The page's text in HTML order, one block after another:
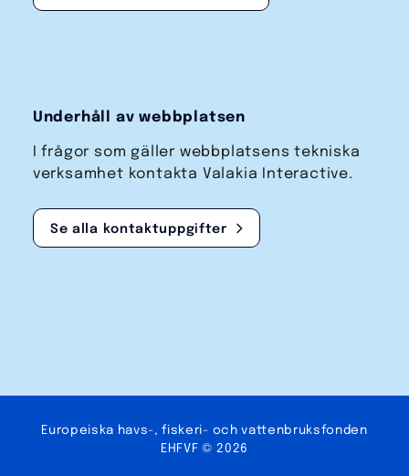
Underhåll av webbplatsen
I frågor som gäller webbplatsens tekniska
verksamhet kontakta Valakia Interactive.
Se alla kontaktuppgifter
Europeiska havs-, fiskeri- och vatten­bruks­fonden
EHFVF © 2026